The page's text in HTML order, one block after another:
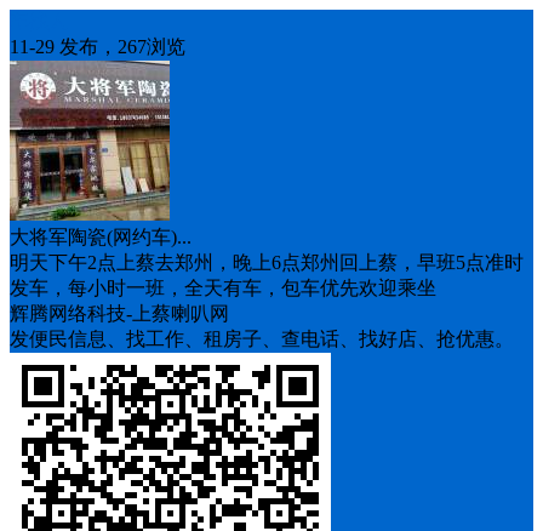
11-29 发布，267浏览
大将军陶瓷(网约车)...
明天下午2点上蔡去郑州，晚上6点郑州回上蔡，早班5点准时
发车，每小时一班，全天有车，包车优先欢迎乘坐
辉腾网络科技-上蔡喇叭网
发便民信息、找工作、租房子、查电话、找好店、抢优惠。